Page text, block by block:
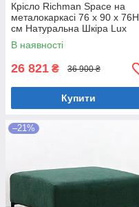
Крісло Richman Space на
металокаркасі 76 x 90 x 76H
см Натуральна Шкіра Lux
Комбо Чорний
В наявності
26 821 ₴ 36 900 ₴
Купити
–21%